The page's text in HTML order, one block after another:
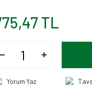
TL
Yorum Yaz